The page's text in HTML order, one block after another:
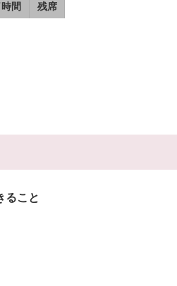
間 残席
ること